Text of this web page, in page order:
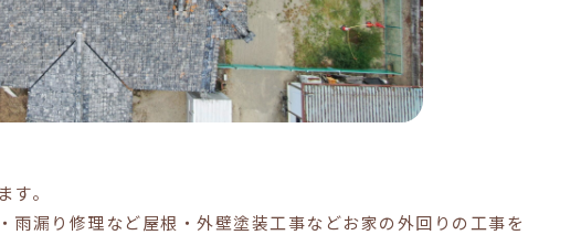
。
雨漏り修理など屋根・外壁塗装工事などお家の外回りの工事を